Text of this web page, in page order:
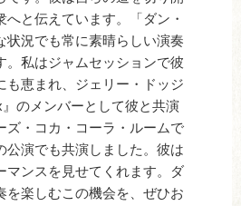
へと伝えています。「ダン・
状況でも常に素晴らしい演奏
。私はジャムセッションで彼
も恵まれ、ジェリー・ドッジ
のメンバーとして彼と共演
ズ・コカ・コーラ・ルームで
公演でも共演しました。彼は
マンスを見せてくれます。ダ
を楽しむこの機会を、ぜひお